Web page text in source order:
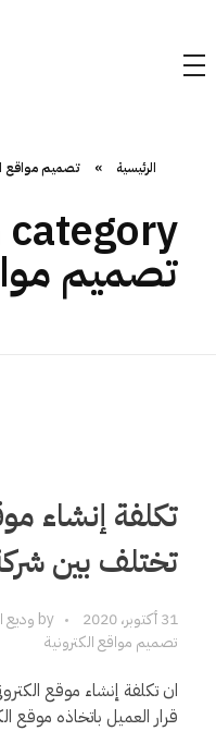
الرئيسية » تصميم مواقع
تصميم
تكلفة إنشاء
تختلف بين
31 أكتوبر، 2020 by وديع
تصميم مواقع الكترونية
ان تكلفة إنشاء موقع
قرار العميل باتخاذه موقع